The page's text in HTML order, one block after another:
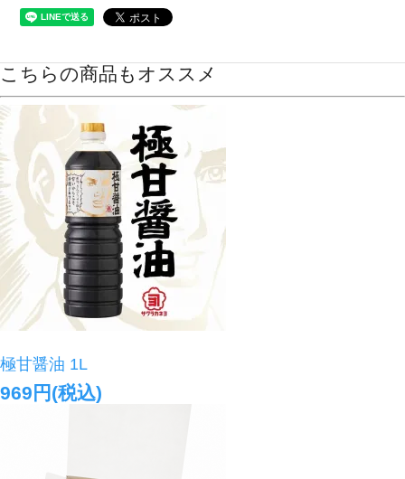
こちらの商品もオススメ
極甘醤油 1L
969円(税込)